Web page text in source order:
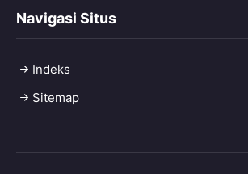
Navigasi Situs
Indeks
Sitemap